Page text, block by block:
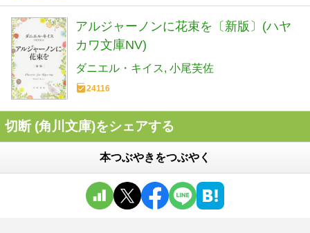
アルジャーノンに花束を〔新版〕(ハヤ
カワ文庫NV)
ダニエル・キイス 小尾芙佐
24116
切断 (角川文庫)をシェアする
本つぶやきをつぶやく